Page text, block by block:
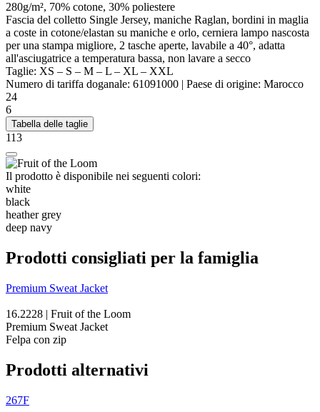
280g/m², 70% cotone, 30% poliestere
Fascia del colletto Single Jersey, maniche Raglan, bordini in maglia
a coste in cotone/elastan su maniche e orlo, cerniera lampo nascosta
per una stampa migliore, 2 tasche aperte, lavabile a 40°, adatta
all'asciugatrice a temperatura bassa, non lavare a secco
Taglie: XS – S – M – L – XL – XXL
Numero di tariffa doganale: 61091000 | Paese di origine: Marocco
24
6
Tabella delle taglie
113
Il prodotto è disponibile nei seguenti colori:
white
black
heather grey
deep navy
Prodotti consigliati per la famiglia
Premium Sweat Jacket
16.2228 | Fruit of the Loom
Premium Sweat Jacket
Felpa con zip
Prodotti alternativi
267F